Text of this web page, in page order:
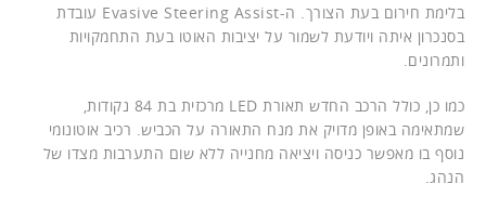
בלימת חירום בעת הצורך. ה-Evasive Steering Assist עובדת
בסנכרון איתה ויודעת לשמור על יציבות האוטו בעת התחמקויות
ותמרונים.
כמו כן, כולל הרכב החדש תאורת LED מרכזית בת 84 נקודות,
שמתאימה באופן מדויק את מנח התאורה על הכביש. רכיב אוטונומי
נוסף בו מאפשר כניסה ויציאה מחנייה ללא שום התערבות מצדו של
הנהג.